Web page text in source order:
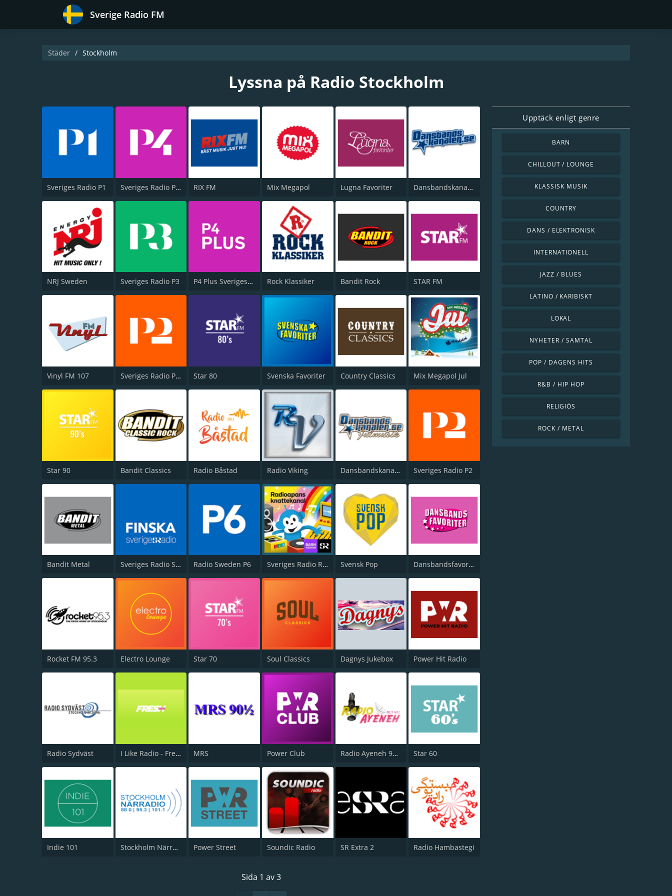
Sverige Radio FM
Städer Stockholm
Lyssna på Radio Stockholm
Sveriges Radio P1 Sveriges Radio P4 Stockholm RIX FM Mix Megapol Lugna Favoriter Dansbandskanalen
NRJ Sweden Sveriges Radio P3 P4 Plus Sveriges Radio Rock Klassiker Bandit Rock STAR FM
Vinyl FM 107 Sveriges Radio P2 Klassiskt Star 80 Svenska Favoriter Country Classics Mix Megapol Jul
Star 90 Bandit Classics Radio Båstad Radio Viking Dansbandskanalen Julmusik Sveriges Radio P2
Bandit Metal Sveriges Radio Sisuradio Radio Sweden P6 Sveriges Radio Radioapans knattekanal Svensk Pop Dansbandsfavoriter
Rocket FM 95.3 Electro Lounge Star 70 Soul Classics Dagnys Jukebox Power Hit Radio
Radio Sydväst I Like Radio - Fresh Sounds MRS Power Club Radio Ayeneh 97.3 Star 60
Indie 101 Stockholm Närradio 88.0 Power Street Soundic Radio SR Extra 2 Radio Hambastegi
Sida 1 av 3
Upptäck enligt genre
BARN
CHILLOUT / LOUNGE
KLASSISK MUSIK
COUNTRY
DANS / ELEKTRONISK
INTERNATIONELL
JAZZ / BLUES
LATINO / KARIBISKT
LOKAL
NYHETER / SAMTAL
POP / DAGENS HITS
R&B / HIP HOP
RELIGIÖS
ROCK / METAL